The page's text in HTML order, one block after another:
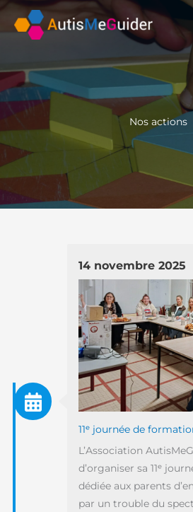
Aller
contenu
Nos actions
14 novembre 2025
11ᵉ journée de
L’Association
d’organiser sa 11ᵉ
dédiée aux parents
par un trouble du